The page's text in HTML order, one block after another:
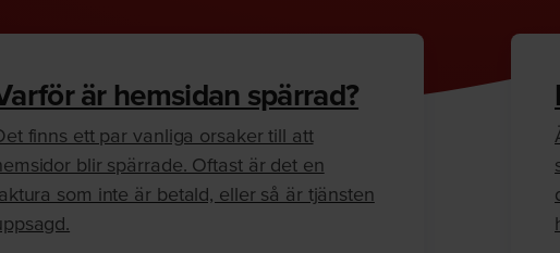
är hemsidan spärrad?
finns ett par vanliga orsaker till att
blir spärrade. Oftast är det en
som inte är betald, eller så är tjänsten